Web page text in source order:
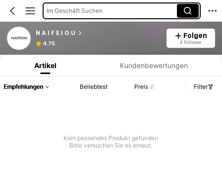
Im Geschäft Suchen
N A I F E I O U
4.75
Folgen
4 Follower
Produktinformation: Preisangabe, Verkaufs- und Lagerbestandsdetails.
Artikel Kundenbewertungen
Empfehlungen Beliebtest Preis Filter
Kein passendes Produkt gefunden
Bitte versuchen Sie es erneut.